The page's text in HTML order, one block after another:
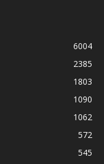
6004
2385
1803
1090
1062
572
545